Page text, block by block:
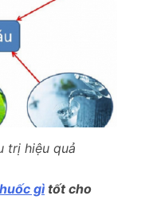
trị hiệu quả
gìtốt cho